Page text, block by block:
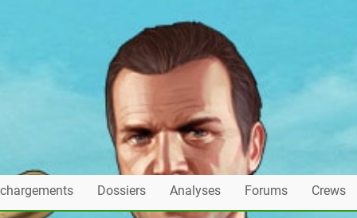
Dossiers Analyses Forums Crews